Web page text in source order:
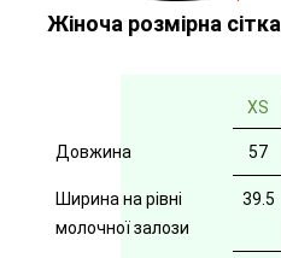
Жіноча розмірна сітка
XS
Довжина 57
Ширина на рівні
молочної залози
39.5